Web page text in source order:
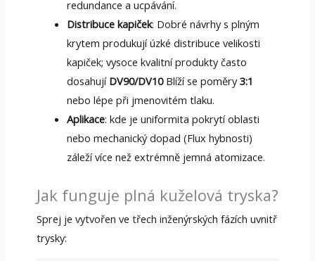
redundance a ucpávání.
Distribuce kapiček: Dobré návrhy s plným
krytem produkují úzké distribuce velikosti
kapiček; vysoce kvalitní produkty často
dosahují DV90/DV10Blíží se poměry3:1
nebo lépe při jmenovitém tlaku.
Aplikace: kde je uniformita pokrytí oblasti
nebo mechanický dopad (Flux hybnosti)
záleží více než extrémně jemná atomizace.
Jak funguje plná kuželová tryska?
Sprej je vytvořen ve třech inženýrských fázích uvnitř
trysky: